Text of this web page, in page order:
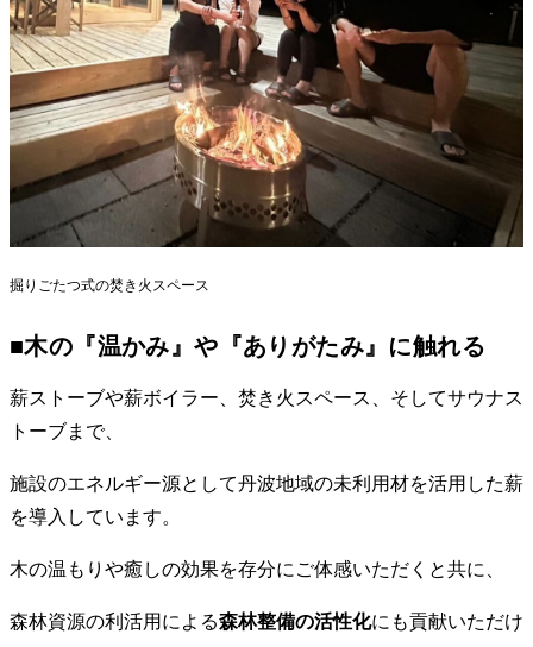
掘りごたつ式の焚き火スペース
■木の『温かみ』や『ありがたみ』に触れる
薪ストーブや薪ボイラー、焚き火スペース、そしてサウナス
トーブまで、
施設のエネルギー源として丹波地域の未利用材を活用した薪
を導入しています。
木の温もりや癒しの効果を存分にご体感いただくと共に、
森林資源の利活用による森林整備の活性化にも貢献いただけ